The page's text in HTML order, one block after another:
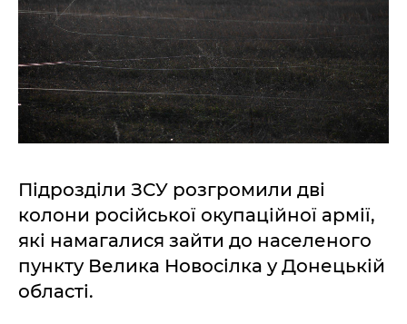
Підрозділи ЗСУ розгромили дві
колони російської окупаційної армії,
які намагалися зайти до населеного
пункту Велика Новосілка у Донецькій
області.